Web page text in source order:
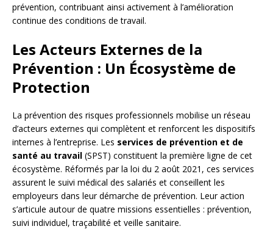
prévention, contribuant ainsi activement à l’amélioration
continue des conditions de travail.
Les Acteurs Externes de la
Prévention : Un Écosystème de
Protection
La prévention des risques professionnels mobilise un réseau
d’acteurs externes qui complètent et renforcent les dispositifs
internes à l’entreprise. Les services de prévention et de
santé au travail (SPST) constituent la première ligne de cet
écosystème. Réformés par la loi du 2 août 2021, ces services
assurent le suivi médical des salariés et conseillent les
employeurs dans leur démarche de prévention. Leur action
s’articule autour de quatre missions essentielles : prévention,
suivi individuel, traçabilité et veille sanitaire.